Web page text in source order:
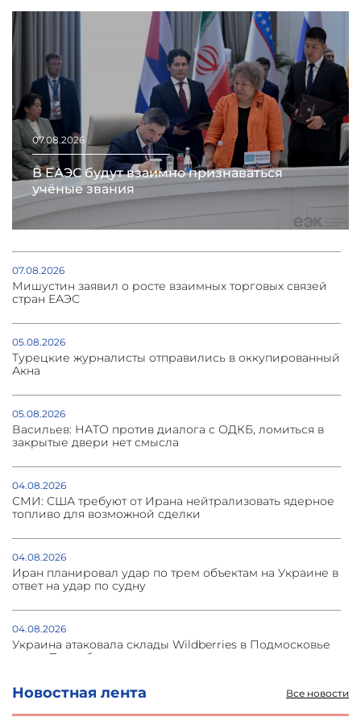
Новостная лента Все новости
07.08.2026
В ЕАЭС будут взаимно признаваться
учёные звания
07.08.2026
Мишустин заявил о росте взаимных торговых связей
стран ЕАЭС
05.08.2026
Турецкие журналисты отправились в оккупированный
Акна
05.08.2026
Васильев: НАТО против диалога с ОДКБ, ломиться в
закрытые двери нет смысла
04.08.2026
СМИ: США требуют от Ирана нейтрализовать ядерное
топливо для возможной сделки
04.08.2026
Иран планировал удар по трем объектам на Украине в
ответ на удар по судну
04.08.2026
Украина атаковала склады Wildberries в Подмосковье
и под Петербургом
03.08.2026
Стратегия безопасности ОДКБ допускает применение